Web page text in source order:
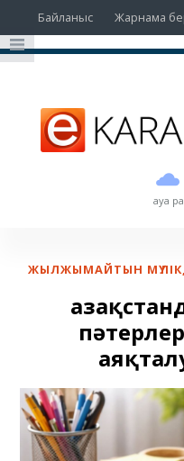
Байланыс Жарнама
ауа
USD
EUR
ЖЫЛЖЫМАЙТЫН МҮЛІК,